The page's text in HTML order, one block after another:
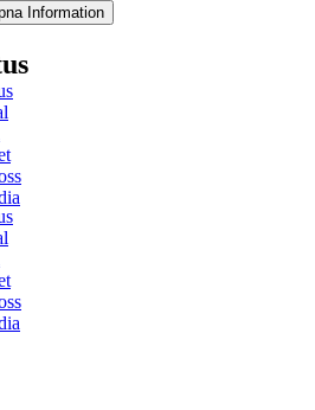
Information